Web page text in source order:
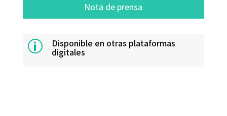
Nota de prensa
p Disponible en otras plataformas
digitales